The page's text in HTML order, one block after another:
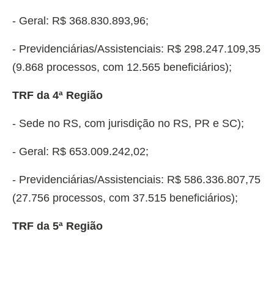
- Geral: R$ 368.830.893,96;
- Previdenciárias/Assistenciais: R$ 298.247.109,35
(9.868 processos, com 12.565 beneficiários);
TRF da 4ª Região
- Sede no RS, com jurisdição no RS, PR e SC);
- Geral: R$ 653.009.242,02;
- Previdenciárias/Assistenciais: R$ 586.336.807,75
(27.756 processos, com 37.515 beneficiários);
TRF da 5ª Região